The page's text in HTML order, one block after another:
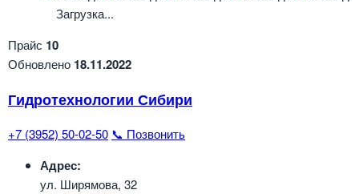
Загрузка...
Прайс 10
Обновлено 18.11.2022
Гидротехнологии Сибири
+7 (3952) 50-02-50 📞 Позвонить
Адрес:
ул. Ширямова, 32